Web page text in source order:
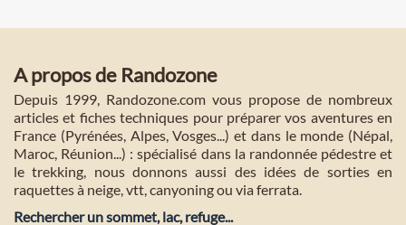
A propos de Randozone
Depuis 1999, Randozone.com vous propose de nombreux
articles et fiches techniques pour préparer vos aventures en
France (Pyrénées, Alpes, Vosges...) et dans le monde (Népal,
Maroc, Réunion...) : spécialisé dans la randonnée pédestre et
le trekking, nous donnons aussi des idées de sorties en
raquettes à neige, vtt, canyoning ou via ferrata.
Rechercher un sommet, lac, refuge...